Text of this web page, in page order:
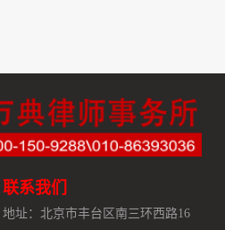
联系我们
地址： 北京市丰台区南三环西路16